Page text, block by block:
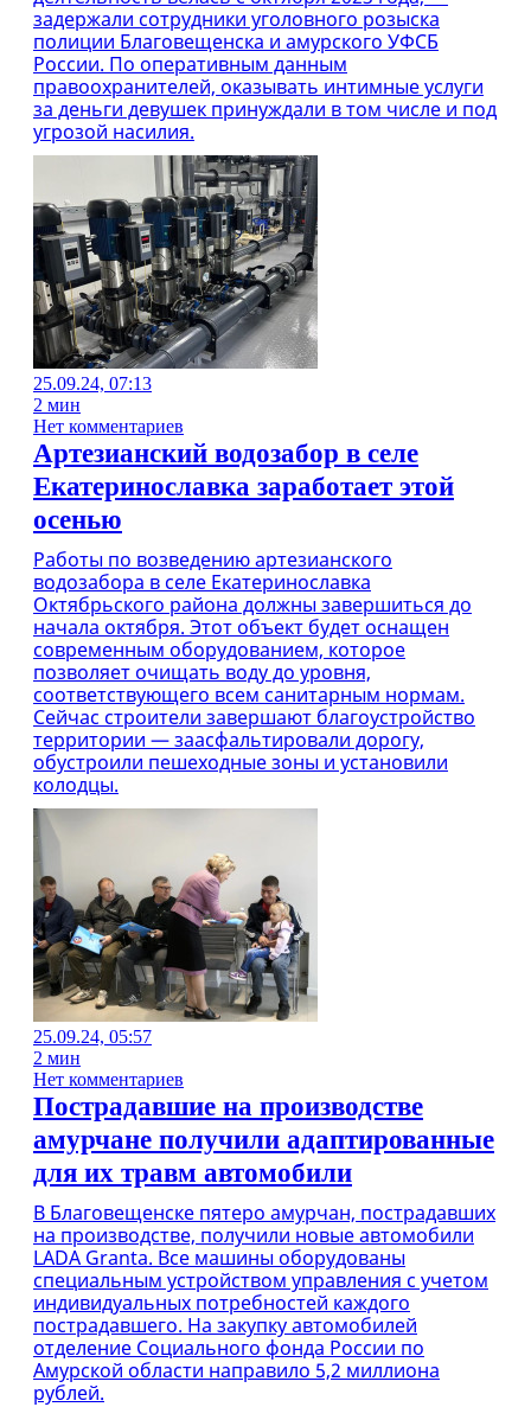
задержали сотрудники уголовного розыска
полиции Благовещенска и амурского УФСБ
России. По оперативным данным
правоохранителей, оказывать интимные услуги
за деньги девушек принуждали в том числе и под
угрозой насилия.
25.09.24, 07:13
2 мин
Нет комментариев
Артезианский водозабор в селе
Екатеринославка заработает этой
осенью
Работы по возведению артезианского
водозабора в селе Екатеринославка
Октябрьского района должны завершиться до
начала октября. Этот объект будет оснащен
современным оборудованием, которое
позволяет очищать воду до уровня,
соответствующего всем санитарным нормам.
Сейчас строители завершают благоустройство
территории — заасфальтировали дорогу,
обустроили пешеходные зоны и установили
колодцы.
25.09.24, 05:57
2 мин
Нет комментариев
Пострадавшие на производстве
амурчане получили адаптированные
для их травм автомобили
В Благовещенске пятеро амурчан, пострадавших
на производстве, получили новые автомобили
LADA Granta. Все машины оборудованы
специальным устройством управления с учетом
индивидуальных потребностей каждого
пострадавшего. На закупку автомобилей
отделение Социального фонда России по
Амурской области направило 5,2 миллиона
рублей.